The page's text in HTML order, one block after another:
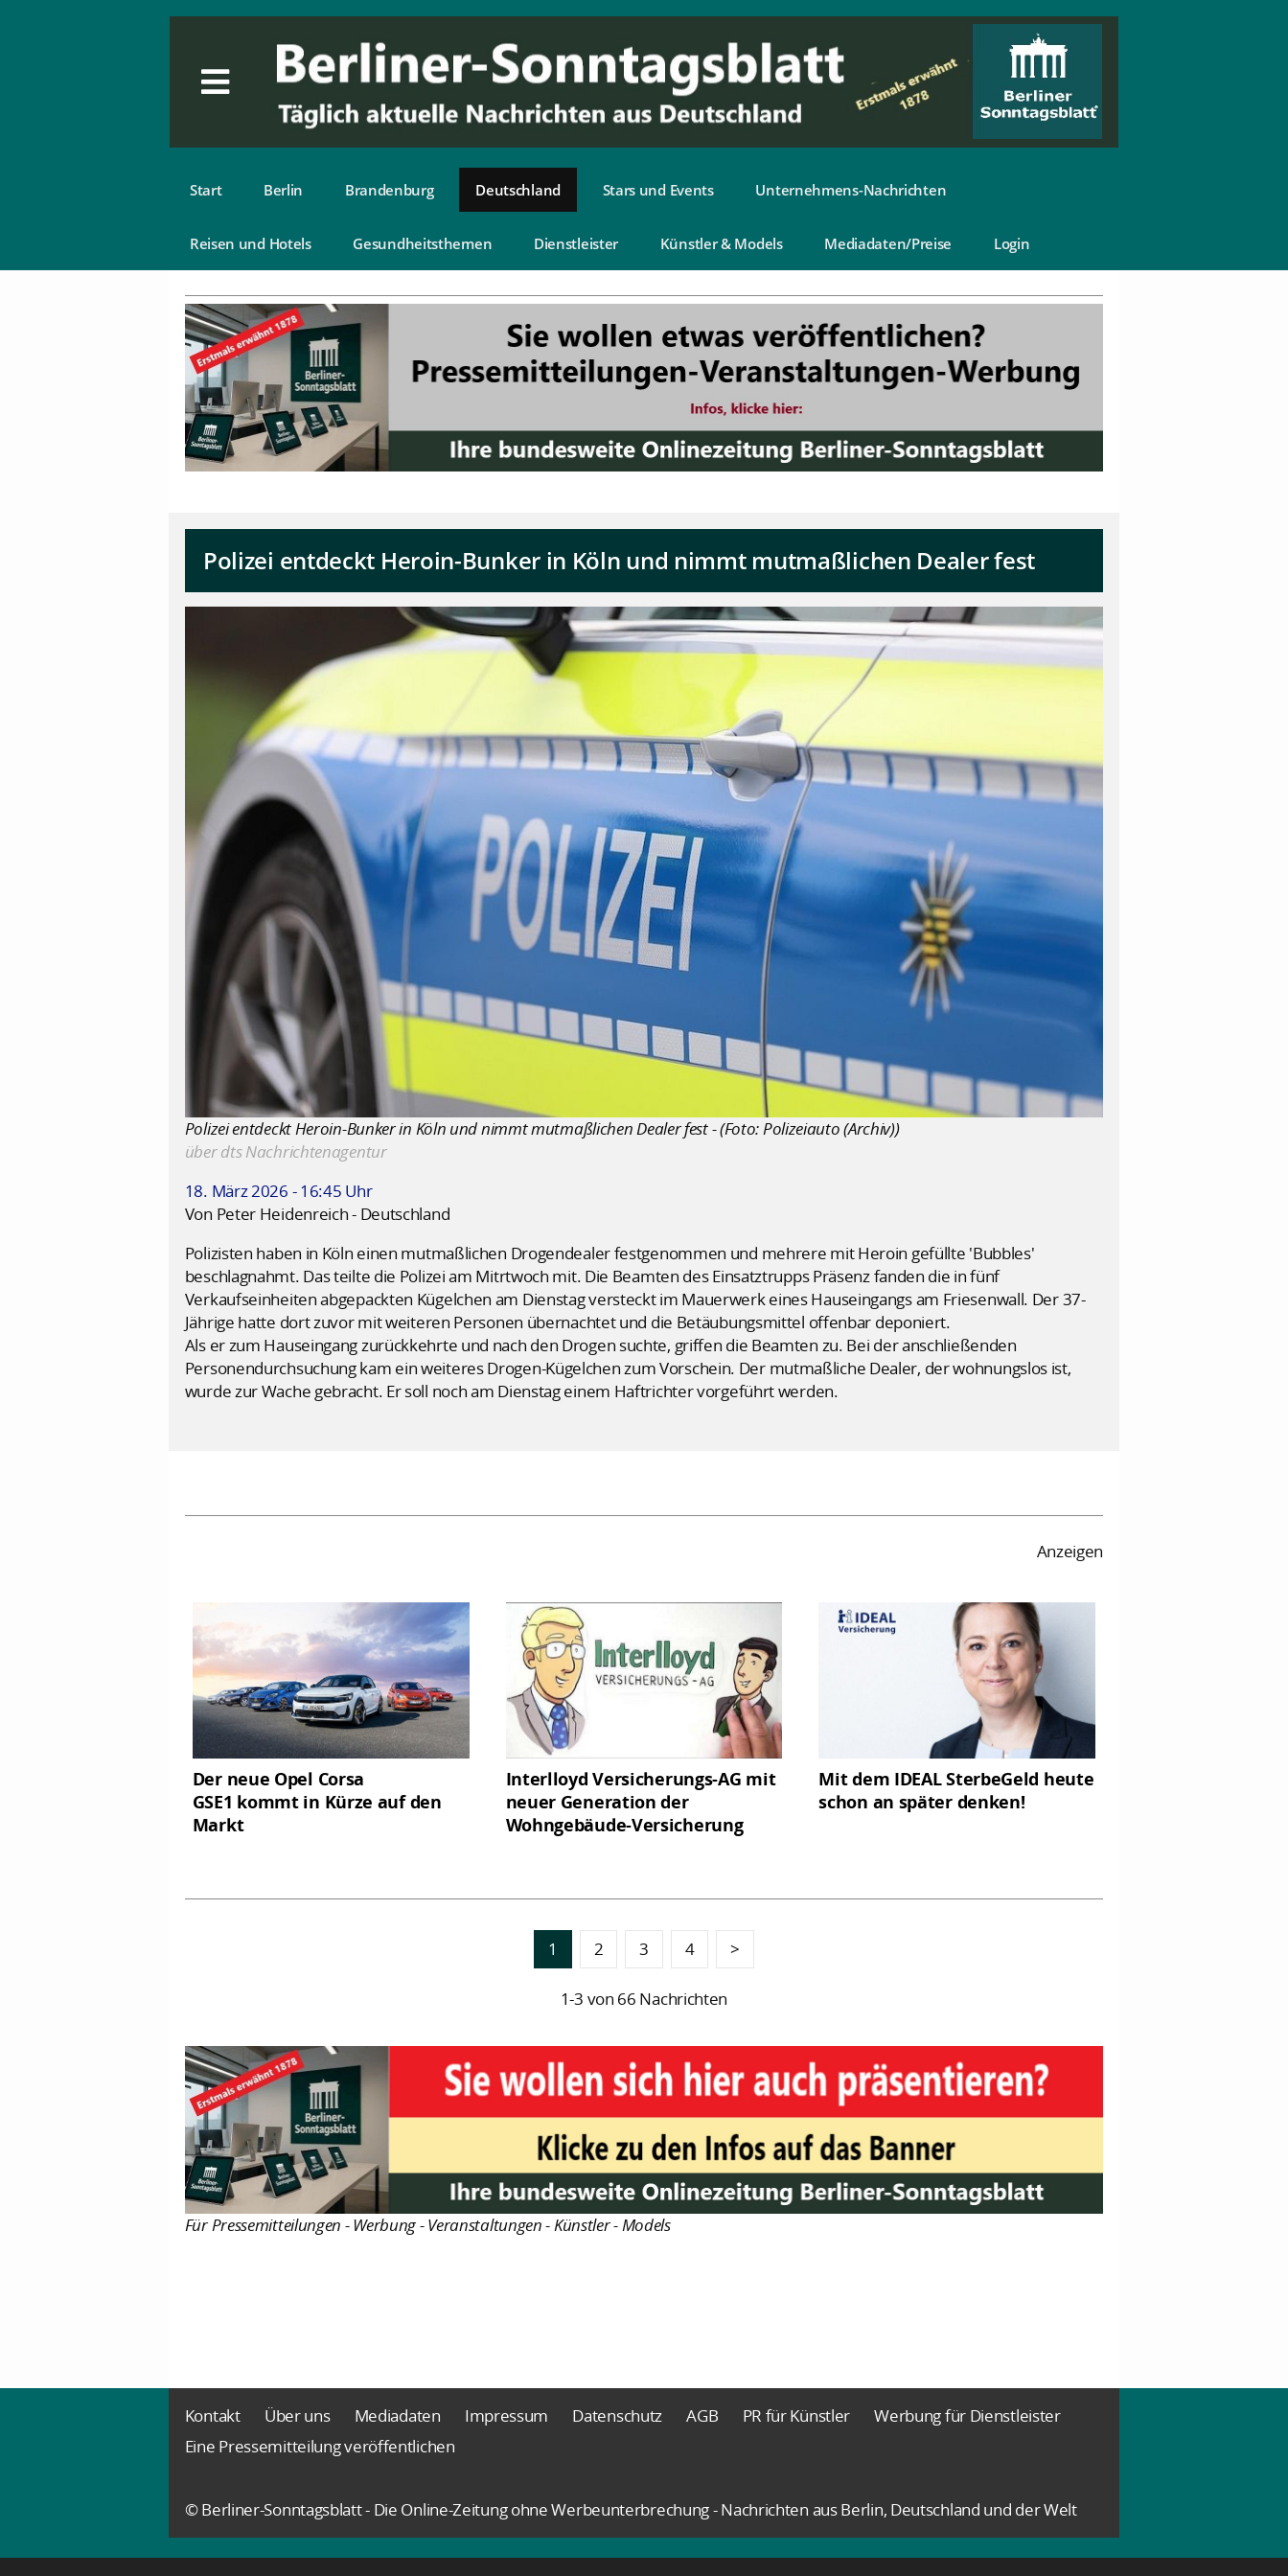
Start Berlin Brandenburg Deutschland Stars und Events Unternehmens-Nachrichten
Reisen und Hotels Gesundheitsthemen Dienstleister Künstler & Models Mediadaten/Preise Login
Polizei entdeckt Heroin-Bunker in Köln und nimmt mutmaßlichen Dealer fest
Polizei entdeckt Heroin-Bunker in Köln und nimmt mutmaßlichen Dealer fest - (Foto: Polizeiauto (Archiv))
über dts Nachrichtenagentur
18. März 2026 - 16:45 Uhr
Von Peter Heidenreich - Deutschland
Polizisten haben in Köln einen mutmaßlichen Drogendealer festgenommen und mehrere mit Heroin gefüllte 'Bubbles'
beschlagnahmt. Das teilte die Polizei am Mitrtwoch mit. Die Beamten des Einsatztrupps Präsenz fanden die in fünf
Verkaufseinheiten abgepackten Kügelchen am Dienstag versteckt im Mauerwerk eines Hauseingangs am Friesenwall. Der 37-
Jährige hatte dort zuvor mit weiteren Personen übernachtet und die Betäubungsmittel offenbar deponiert.
Als er zum Hauseingang zurückkehrte und nach den Drogen suchte, griffen die Beamten zu. Bei der anschließenden
Personendurchsuchung kam ein weiteres Drogen-Kügelchen zum Vorschein. Der mutmaßliche Dealer, der wohnungslos ist,
wurde zur Wache gebracht. Er soll noch am Dienstag einem Haftrichter vorgeführt werden.
Anzeigen
Der neue Opel Corsa
GSE1 kommt in Kürze auf den
Markt
Interlloyd Versicherungs-AG mit
neuer Generation der
Wohngebäude-Versicherung
Mit dem IDEAL SterbeGeld heute
schon an später denken!
1 2 3 4 >
1-3 von 66 Nachrichten
Für Pressemitteilungen - Werbung - Veranstaltungen - Künstler - Models
Kontakt Über uns Mediadaten Impressum Datenschutz AGB PR für Künstler
Werbung für Dienstleister
Eine Pressemitteilung veröffentlichen
© Berliner-Sonntagsblatt - Die Online-Zeitung ohne Werbeunterbrechung - Nachrichten aus Berlin, Deutschland und der Welt